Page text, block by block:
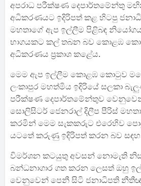
අපරාධ පරීක්ෂණ දෙපාර්තමේන්තු
අධිකරණයට ඉදිරිපත් කළ හිටපු
මහතාගේ ඇප ඉල්ලීම පිළිබඳ නියෝගය
භාගයකට කල් තබන බව කොළඹ
අධිකරණය ප්‍රකාශ කළේය.
මෙම ඇප ඉල්ලීම කොළඹ කොටුව
ලංකාපුර මහත්මිය ඉදිරියේ සලකා
පරීක්ෂණ දෙපාර්තමේන්තුව
සොලිසිටර් ජෙනරාල් දිලීප පීරිස්
කරමින් මෙම සැකකරුට එරෙහිව
යටතේ කරුණු ඉදිරිපත් කරන බව
විමර්ශන කටයුතු අවසන් නොමැති
බන්ධනාගාර ගත කරන ලෙසත් ඔහු
වෙනුවෙන් පෙනී සිටි ජනාධිපති නීතීඥ